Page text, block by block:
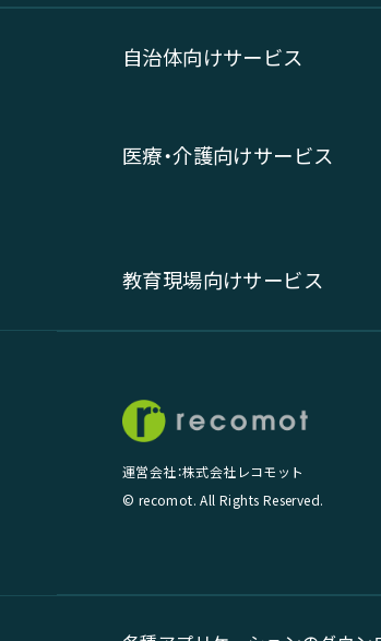
自治体向けサービス
医療・介護向けサービス
教育現場向けサービス
運営会社：株式会社レコモット
© recomot. All Rights Reserved.